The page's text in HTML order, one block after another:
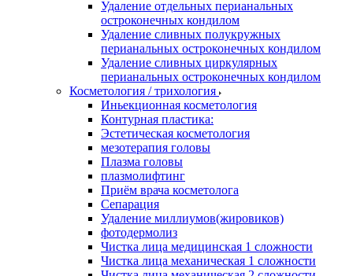
Удаление отдельных перианальных
остроконечных кондилом
Удаление сливных полукружных
перианальных остроконечных кондилом
Удаление сливных циркулярных
перианальных остроконечных кондилом
Косметология / трихология
Иньекционная косметология
Контурная пластика:
Эстетическая косметология
мезотерапия головы
Плазма головы
плазмолифтинг
Приём врача косметолога
Сепарация
Удаление миллиумов(жировиков)
фотодермолиз
Чистка лица медицинская 1 сложности
Чистка лица механическая 1 сложности